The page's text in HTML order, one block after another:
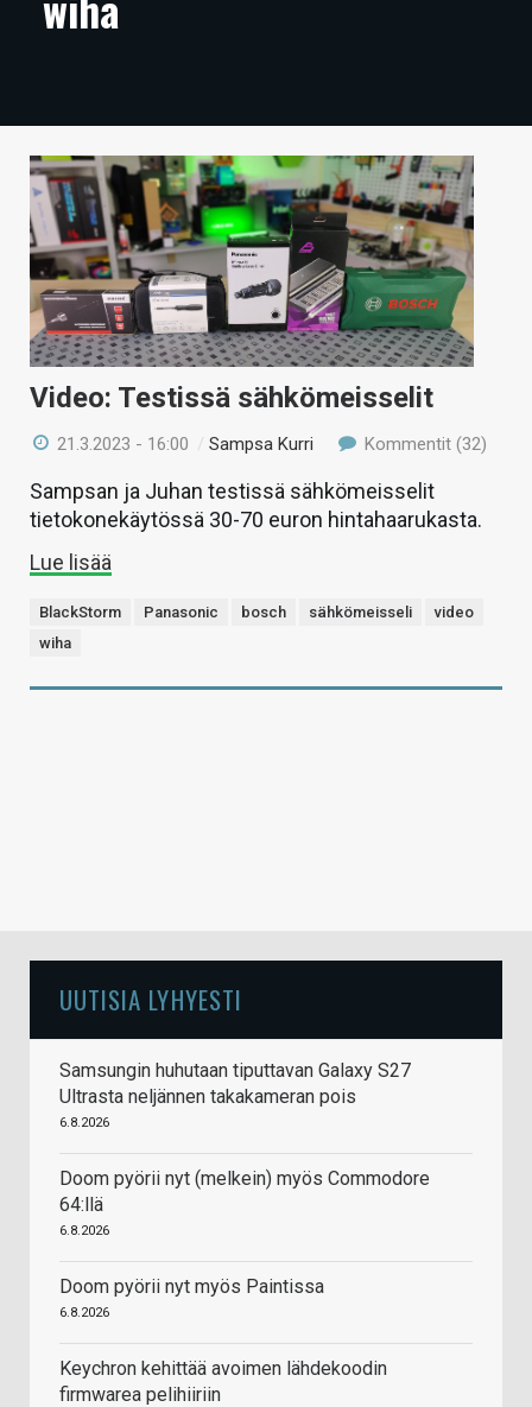
ARTIKKELIT
TECHBBS
TIETOA
HINTA.FI
KAUPPA
VAIHDA TEEMA
HAKU
Video: Testissä sähkömeisselit
21.3.2023 - 16:00 /Sampsa Kurri Kommentit (32)
Sampsan ja Juhan testissä sähkömeisselit
tietokonekäytössä 30-70 euron hintahaarukasta.
Lue lisää
BlackStorm Panasonic bosch sähkömeisseli
video
wiha
UUTISIA LYHYESTI
Samsungin huhutaan tiputtavan Galaxy S27
Ultrasta neljännen takakameran pois
6.8.2026
Doom pyörii nyt (melkein) myös Commodore
64:llä
6.8.2026
Doom pyörii nyt myös Paintissa
6.8.2026
Keychron kehittää avoimen lähdekoodin
firmwarea pelihiiriin